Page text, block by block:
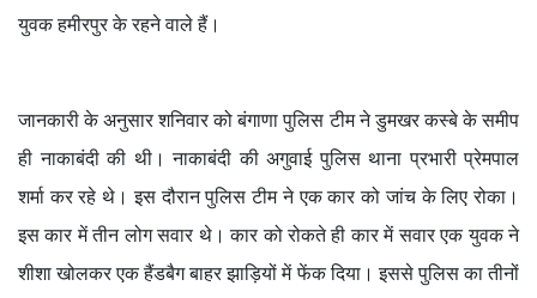
युवक हमीरपुर के रहने वाले हैं।
जानकारी के अनुसार शनिवार को बंगाणा पुलिस टीम ने डुमखर कस्बे के समीप
ही नाकाबंदी की थी। नाकाबंदी की अगुवाई पुलिस थाना प्रभारी प्रेमपाल
शर्मा कर रहे थे। इस दौरान पुलिस टीम ने एक कार को जांच के लिए रोका।
इस कार में तीन लोग सवार थे। कार को रोकते ही कार में सवार एक युवक ने
शीशा खोलकर एक हैंडबैग बाहर झाड़ियों में फेंक दिया। इससे पुलिस का तीनों